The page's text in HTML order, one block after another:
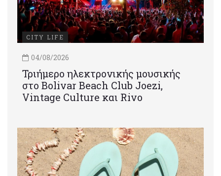
CITY LIFE
04/08/2026
Τριήμερο ηλεκτρονικής μουσικής
στο Bolivar Beach Club Joezi,
Vintage Culture και Rivo